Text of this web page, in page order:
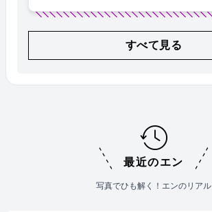
すべて見る
最近のエン
写真でひも解く！エンのリアル